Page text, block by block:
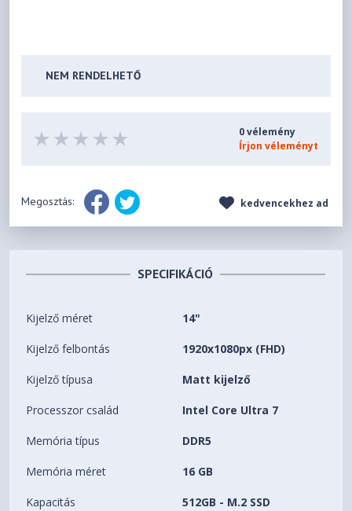
NEM RENDELHETŐ
0 vélemény
Írjon véleményt
Megosztás: kedvencekhez ad
SPECIFIKÁCIÓ
Kijelző méret 14"
Kijelző felbontás 1920x1080px (FHD)
Kijelző típusa Matt kijelző
Processzor család Intel Core Ultra 7
Memória típus DDR5
Memória méret 16 GB
Kapacitás 512GB - M.2 SSD